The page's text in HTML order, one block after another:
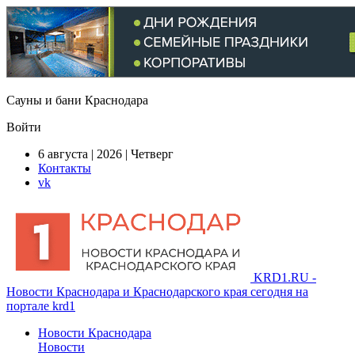
Сауны и бани Краснодара
Войти
6 августа | 2026 | Четверг
Контакты
vk
KRD1.RU -
Новости Краснодара и Краснодарского края сегодня на
портале krd1
Новости Краснодара
Новости